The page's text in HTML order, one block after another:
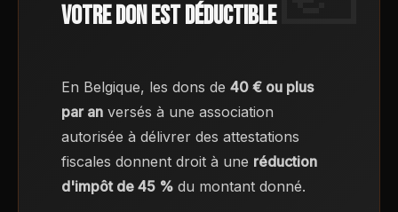
VOTRE DON EST DÉDUCTIBLE
En Belgique, les dons de 40 € ou plus
par an versés à une association
autorisée à délivrer des attestations
fiscales donnent droit à une réduction
d'impôt de 45 % du montant donné.